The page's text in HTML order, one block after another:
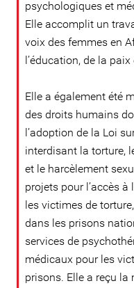
psychologiques et
Elle accomplit un
voix des femmes en
l’éducation, de la
Elle a également été
des droits humains
l’adoption de la Loi
interdisant la torture,
et le harcèlement
projets pour l’accès
les victimes de
dans les prisons
services de
médicaux pour les
prisons. Elle a reçu